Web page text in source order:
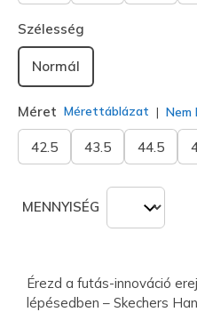
Szélesség
Normál
Méret Mérettáblázat Nem
42.5 43.5 44.5
MENNYISÉG
Érezd a futás-innováció
lépésedben – Skechers